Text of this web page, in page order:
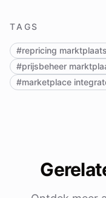
TAGS
#repricing marktplaats
#prijsbeheer
#marketplace